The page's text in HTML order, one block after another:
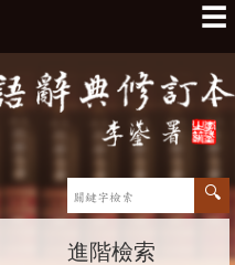
☰
進階檢索